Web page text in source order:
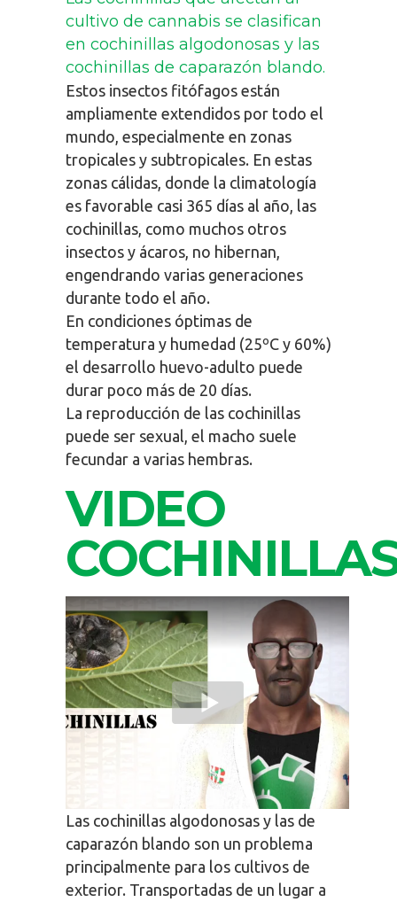
cultivo de cannabis se clasifican
en cochinillas algodonosas y las
cochinillas de caparazón blando.
Estos insectos fitófagos están
ampliamente extendidos por todo el
mundo, especialmente en zonas
tropicales y subtropicales. En estas
zonas cálidas, donde la climatología
es favorable casi 365 días al año, las
cochinillas, como muchos otros
insectos y ácaros, no hibernan,
engendrando varias generaciones
durante todo el año.
En condiciones óptimas de
temperatura y humedad (25ºC y 60%)
el desarrollo huevo-adulto puede
durar poco más de 20 días.
La reproducción de las cochinillas
puede ser sexual, el macho suele
fecundar a varias hembras.
VIDEO
Las cochinillas algodonosas y las de
caparazón blando son un problema
principalmente para los cultivos de
exterior. Transportadas de un lugar a